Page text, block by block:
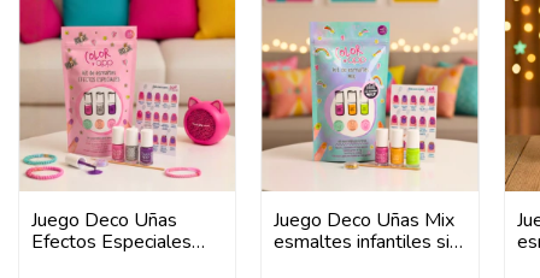
Juego Deco Uñas
Efectos Especiales
Juego Deco Uñas Mix
esmaltes infantiles sin